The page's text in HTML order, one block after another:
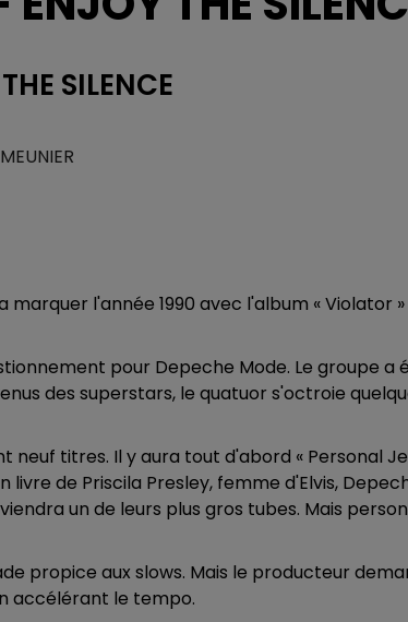
SILENCE
l'année 1990 avec l'album « Violator
pour Depeche Mode. Le groupe
des superstars, le quatuor s'octroie
titres. Il y aura tout d'abord « Personal
de Priscila Presley, femme d'Elvis,
un de leurs plus gros tubes. Mais
propice aux slows. Mais le producteur
accélérant le tempo.